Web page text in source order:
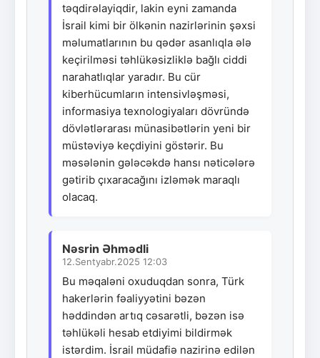
təqdirəlayiqdir, lakin eyni zamanda
İsrail kimi bir ölkənin nazirlərinin şəxsi
məlumatlarının bu qədər asanlıqla ələ
keçirilməsi təhlükəsizliklə bağlı ciddi
narahatlıqlar yaradır. Bu cür
kiberhücumların intensivləşməsi,
informasiya texnologiyaları dövründə
dövlətlərarası münasibətlərin yeni bir
müstəviyə keçdiyini göstərir. Bu
məsələnin gələcəkdə hansı nəticələrə
gətirib çıxaracağını izləmək maraqlı
olacaq.
Nəsrin Əhmədli
12.Sentyabr.2025 12:03
Bu məqaləni oxuduqdan sonra, Türk
hakerlərin fəaliyyətini bəzən
həddindən artıq cəsarətli, bəzən isə
təhlükəli hesab etdiyimi bildirmək
istərdim. İsrail müdafiə nazirinə edilən